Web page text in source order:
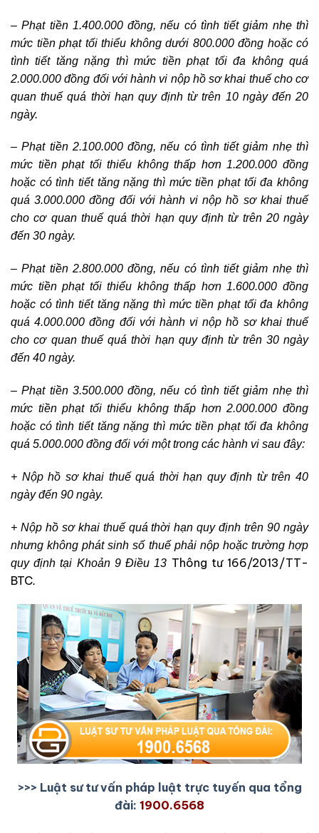
– Phạt tiền 1.400.000 đồng, nếu có tình tiết giảm nhẹ thì
mức tiền phạt tối thiểu không dưới 800.000 đồng hoặc có
tình tiết tăng nặng thì mức tiền phạt tối đa không quá
2.000.000 đồng đối với hành vi nộp hồ sơ khai thuế cho cơ
quan thuế quá thời hạn quy định từ trên 10 ngày đến 20
ngày.
– Phạt tiền 2.100.000 đồng, nếu có tình tiết giảm nhẹ thì
mức tiền phạt tối thiểu không thấp hơn 1.200.000 đồng
hoặc có tình tiết tăng nặng thì mức tiền phạt tối đa không
quá 3.000.000 đồng đối với hành vi nộp hồ sơ khai thuế
cho cơ quan thuế quá thời hạn quy định từ trên 20 ngày
đến 30 ngày.
– Phạt tiền 2.800.000 đồng, nếu có tình tiết giảm nhẹ thì
mức tiền phạt tối thiểu không thấp hơn 1.600.000 đồng
hoặc có tình tiết tăng nặng thì mức tiền phạt tối đa không
quá 4.000.000 đồng đối với hành vi nộp hồ sơ khai thuế
cho cơ quan thuế quá thời hạn quy định từ trên 30 ngày
đến 40 ngày.
– Phạt tiền 3.500.000 đồng, nếu có tình tiết giảm nhẹ thì
mức tiền phạt tối thiểu không thấp hơn 2.000.000 đồng
hoặc có tình tiết tăng nặng thì mức tiền phạt tối đa không
quá 5.000.000 đồng đối với một trong các hành vi sau đây:
+ Nộp hồ sơ khai thuế quá thời hạn quy định từ trên 40
ngày đến 90 ngày.
+ Nộp hồ sơ khai thuế quá thời hạn quy định trên 90 ngày
nhưng không phát sinh số thuế phải nộp hoặc trường hợp
quy định tại Khoản 9 Điều 13 Thông tư 166/2013/TT-
BTC.
>>> Luật sư tư vấn pháp luật trực tuyến qua tổng
đài: 1900.6568